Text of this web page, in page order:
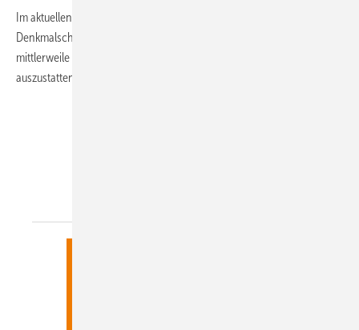
Im aktuellen Spezial werden neue Lösungen für den fachgerechten
Denkmalschutz vorgestellt. Für historische Gebäude bietet der Markt
mittlerweile viele erprobte Lösungen an, um sie mit Solarmodulen
auszustatten. Systeme zur Indachmontage sind dabei erste